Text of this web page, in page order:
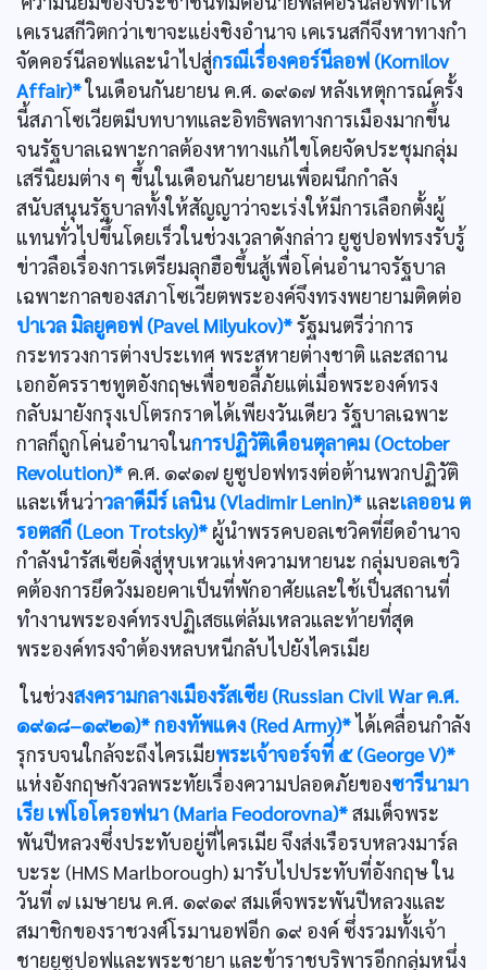
เคเรนสกีวิตกว่าเขาจะแย่งชิงอำนาจ เคเรนสกีจึงหาทางกำ
จัดคอร์นีลอฟและนำไปสู่กรณีเรื่องคอร์นีลอฟ (Kornilov
Affair)*ในเดือนกันยายน ค.ศ. ๑๙๑๗ หลังเหตุการณ์ครั้ง
นี้สภาโซเวียตมีบทบาทและอิทธิพลทางการเมืองมากขึ้น
จนรัฐบาลเฉพาะกาลต้องหาทางแก้ไขโดยจัดประชุมกลุ่ม
เสรีนิยมต่าง ๆ ขึ้นในเดือนกันยายนเพื่อผนึกกำลัง
สนับสนุนรัฐบาลทั้งให้สัญญาว่าจะเร่งให้มีการเลือกตั้งผู้
แทนทั่วไปขึ้นโดยเร็วในช่วงเวลาดังกล่าว ยูซูปอฟทรงรับรู้
ข่าวลือเรื่องการเตรียมลุกฮือขึ้นสู้เพื่อโค่นอำนาจรัฐบาล
เฉพาะกาลของสภาโซเวียตพระองค์จึงทรงพยายามติดต่อ
ปาเวล มิลยูคอฟ (Pavel Milyukov)*รัฐมนตรีว่าการ
กระทรวงการต่างประเทศ พระสหายต่างชาติ และสถาน
เอกอัครราชทูตอังกฤษเพื่อขอลี้ภัยแต่เมื่อพระองค์ทรง
กลับมายังกรุงเปโตรกราดได้เพียงวันเดียว รัฐบาลเฉพาะ
กาลก็ถูกโค่นอำนาจในการปฏิวัติเดือนตุลาคม (October
Revolution)* ค.ศ. ๑๙๑๗ ยูซูปอฟทรงต่อต้านพวกปฏิวัติ
และเห็นว่าวลาดีมีร์ เลนิน (Vladimir Lenin)* และเลออน ต
รอตสกี (Leon Trotsky)* ผู้นำพรรคบอลเชวิคที่ยึดอำนาจ
กำลังนำรัสเซียดิ่งสู่หุบเหวแห่งความหายนะ กลุ่มบอลเชวิ
คต้องการยึดวังมอยคาเป็นที่พักอาศัยและใช้เป็นสถานที่
ทำงานพระองค์ทรงปฏิเสธแต่ล้มเหลวและท้ายที่สุด
พระองค์ทรงจำต้องหลบหนีกลับไปยังไครเมีย
ในช่วงสงครามกลางเมืองรัสเซีย (Russian Civil War ค.ศ.
๑๙๑๘–๑๙๒๑)*กองทัพแดง (Red Army)*ได้เคลื่อนกำลัง
รุกรบจนใกล้จะถึงไครเมียพระเจ้าจอร์จที่ ๕ (George V)*
แห่งอังกฤษกังวลพระทัยเรื่องความปลอดภัยของซารีนามา
เรีย เฟโอโดรอฟนา (Maria Feodorovna)*สมเด็จพระ
พันปีหลวงซึ่งประทับอยู่ที่ไครเมีย จึงส่งเรือรบหลวงมาร์ล
บะระ (HMS Marlborough) มารับไปประทับที่อังกฤษ ใน
วันที่ ๗ เมษายน ค.ศ. ๑๙๑๙ สมเด็จพระพันปีหลวงและ
สมาชิกของราชวงศ์โรมานอฟอีก ๑๙ องค์ ซึ่งรวมทั้งเจ้า
ชายยูซูปอฟและพระชายา และข้าราชบริพารอีกกลุ่มหนึ่ง